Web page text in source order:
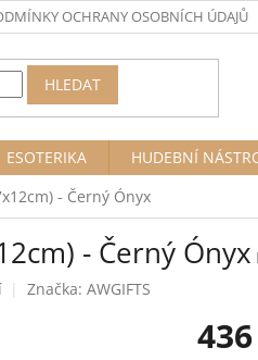
OCHRANY OSOBNÍCH ÚDAJŮ
HLEDAT
ESOTERIKA HUDEBNÍ
- Černý Ónyx
- Černý Ónyx
Značka: AWGIFTS